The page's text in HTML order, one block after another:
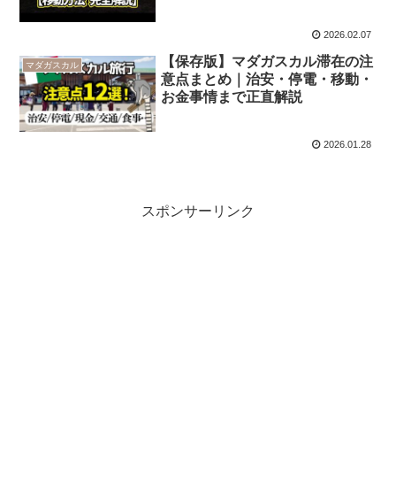
2026.02.07
マダガスカル
【保存版】マダガスカル滞在の注
意点まとめ｜治安・停電・移動・
お金事情まで正直解説
2026.01.28
スポンサーリンク